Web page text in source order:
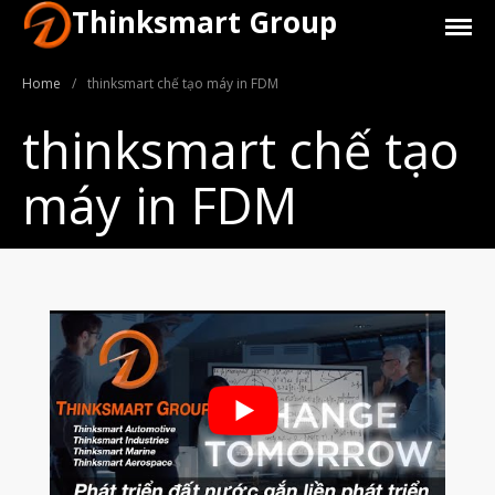
Giới Thiệu
Máy In 3D Để Bàn Formlabs U.S.
Máy In 3D SLA Công Nghiệp
Máy in 3D EOS
Máy in 3D nhựa PEEK EXT 220
MED | 3D SYSTEM
Máy In 3D FDM Để Bàn & Công
Thinksmart Group
Home / thinksmart chế tạo máy in FDM
thinksmart chế tạo
máy in FDM